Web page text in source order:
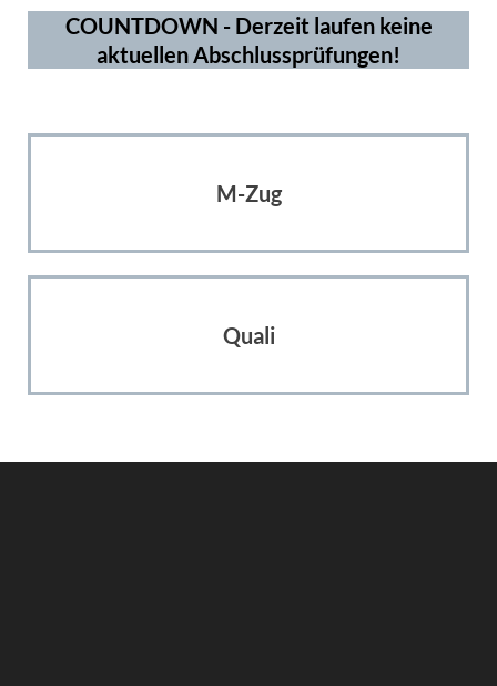
COUNTDOWN - Derzeit laufen keine
aktuellen Abschlussprüfungen!
M-Zug
Quali